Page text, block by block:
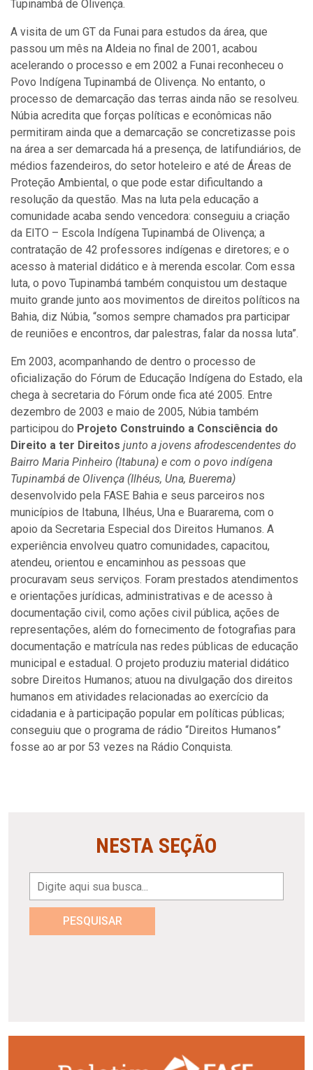
Tupinambá de Olivença.
A visita de um GT da Funai para estudos da área, que
passou um mês na Aldeia no final de 2001, acabou
acelerando o processo e em 2002 a Funai reconheceu o
Povo Indígena Tupinambá de Olivença. No entanto, o
processo de demarcação das terras ainda não se resolveu.
Núbia acredita que forças políticas e econômicas não
permitiram ainda que a demarcação se concretizasse pois
na área a ser demarcada há a presença, de latifundiários, de
médios fazendeiros, do setor hoteleiro e até de Áreas de
Proteção Ambiental, o que pode estar dificultando a
resolução da questão. Mas na luta pela educação a
comunidade acaba sendo vencedora: conseguiu a criação
da EITO – Escola Indígena Tupinambá de Olivença; a
contratação de 42 professores indígenas e diretores; e o
acesso à material didático e à merenda escolar. Com essa
luta, o povo Tupinambá também conquistou um destaque
muito grande junto aos movimentos de direitos políticos na
Bahia, diz Núbia, “somos sempre chamados pra participar
de reuniões e encontros, dar palestras, falar da nossa luta”.
Em 2003, acompanhando de dentro o processo de
oficialização do Fórum de Educação Indígena do Estado, ela
chega à secretaria do Fórum onde fica até 2005. Entre
dezembro de 2003 e maio de 2005, Núbia também
participou do Projeto Construindo a Consciência do
Direito a ter Direitos junto a jovens afrodescendentes do
Bairro Maria Pinheiro (Itabuna) e com o povo indígena
Tupinambá de Olivença (Ilhéus, Una, Buerema)
desenvolvido pela FASE Bahia e seus parceiros nos
municípios de Itabuna, Ilhéus, Una e Buararema, com o
apoio da Secretaria Especial dos Direitos Humanos. A
experiência envolveu quatro comunidades, capacitou,
atendeu, orientou e encaminhou as pessoas que
procuravam seus serviços. Foram prestados atendimentos
e orientações jurídicas, administrativas e de acesso à
documentação civil, como ações civil pública, ações de
representações, além do fornecimento de fotografias para
documentação e matrícula nas redes públicas de educação
municipal e estadual. O projeto produziu material didático
sobre Direitos Humanos; atuou na divulgação dos direitos
humanos em atividades relacionadas ao exercício da
cidadania e à participação popular em políticas públicas;
conseguiu que o programa de rádio “Direitos Humanos”
fosse ao ar por 53 vezes na Rádio Conquista.
NESTA SEÇÃO
PESQUISAR